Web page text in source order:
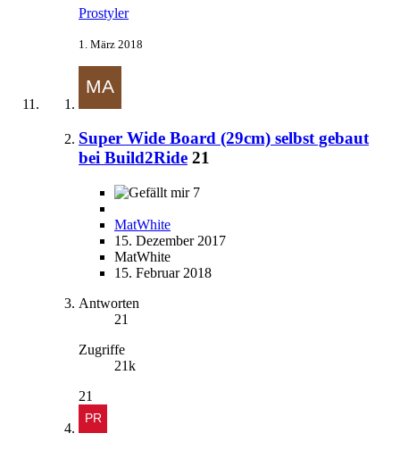
Prostyler
1. März 2018
Super Wide Board (29cm) selbst gebaut
bei Build2Ride 21
7
MatWhite
15. Dezember 2017
MatWhite
15. Februar 2018
Antworten
21
Zugriffe
21k
21